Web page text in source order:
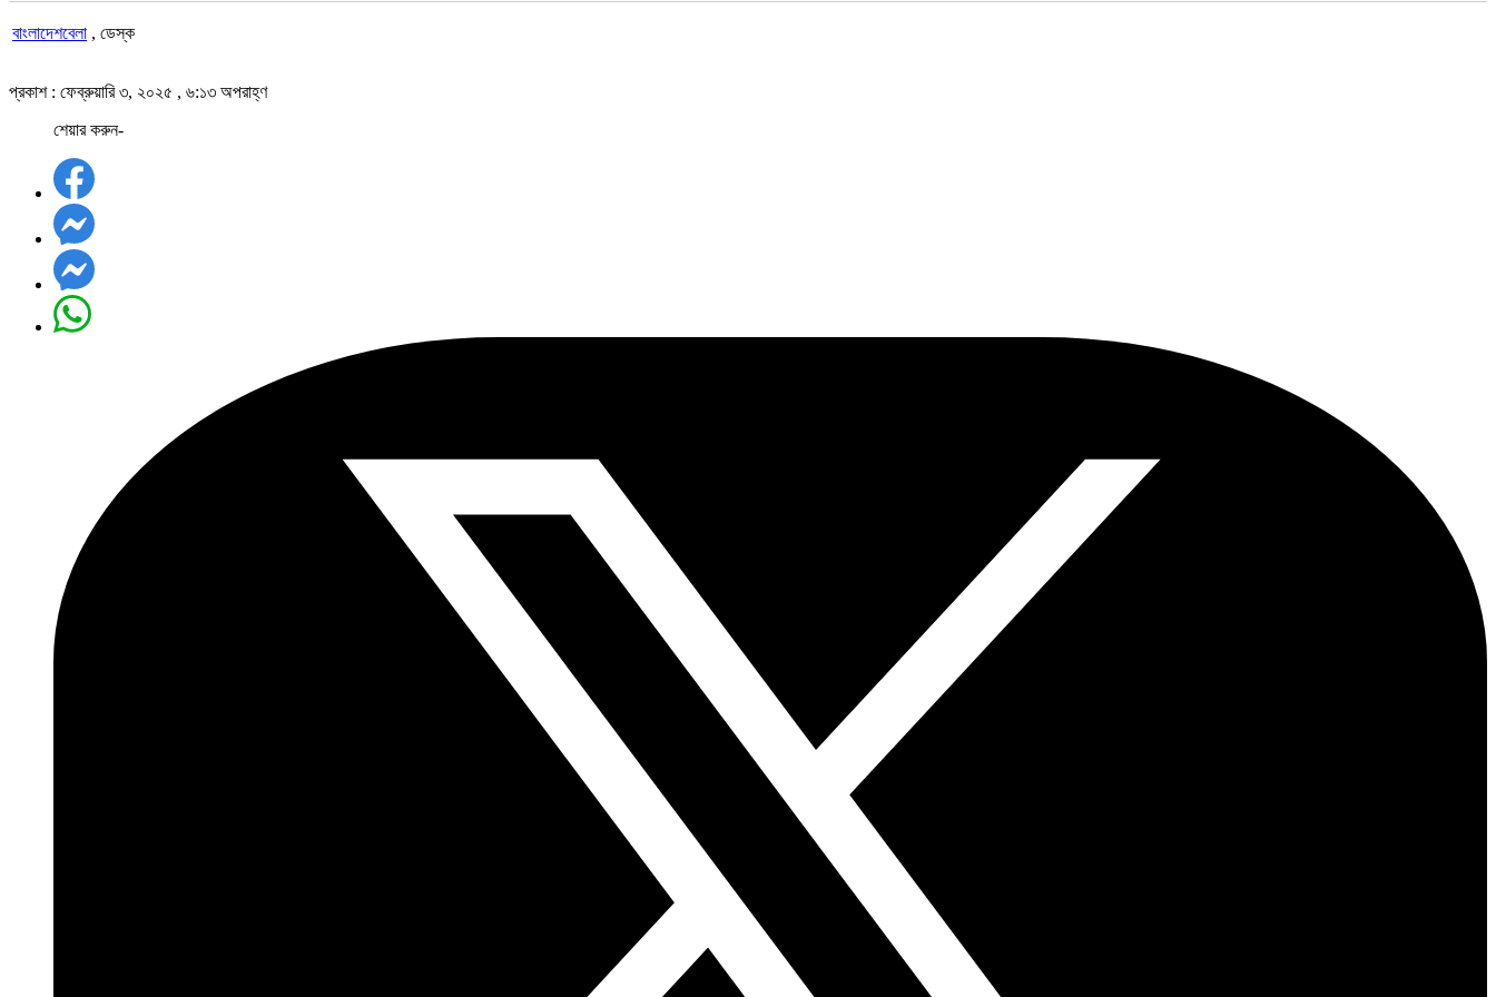
বাংলাদেশবেলা , ডেস্ক
প্রকাশ : ফেব্রুয়ারি ৩, ২০২৫ , ৬:১৩ অপরাহ্ণ
শেয়ার করুন-